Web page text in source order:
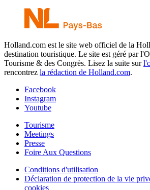
Holland.com est le site web officiel de la
destination touristique. Le site est géré par
Tourisme & des Congrès. Lisez la suite sur
rencontrez la rédaction de Holland.com.
Facebook
Instagram
Youtube
Tourisme
Meetings
Presse
Foire Aux Questions
Conditions d'utilisation
Déclaration de protection de la vie
cookies